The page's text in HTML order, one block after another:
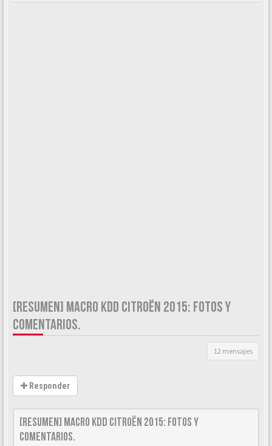
[RESUMEN] MACRO KDD CITROËN 2015: FOTOS Y
COMENTARIOS.
12 mensajes
Responder
[Resumen] Macro KDD Citroën 2015: Fotos y
comentarios.